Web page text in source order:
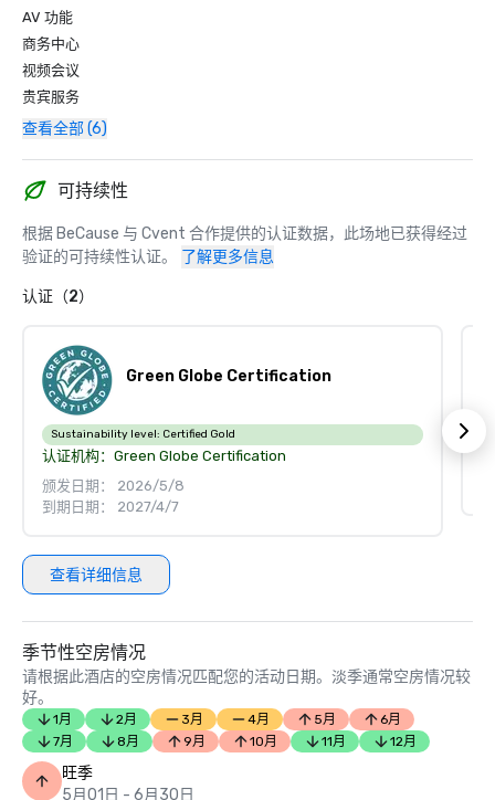
AV 功能
商务中心
视频会议
贵宾服务
查看全部 (6)
可持续性
根据 BeCause 与 Cvent 合作提供的认证数据，此场地已获得经过
验证的可持续性认证。
了解更多信息
认证（2）
Green Globe Certification
Sustainability level: Certified Gold
认证机构： Green Globe Certification
颁发日期： 2026/5/8
到期日期： 2027/4/7
查看详细信息
季节性空房情况
请根据此酒店的空房情况匹配您的活动日期。淡季通常空房情况较
好。
1月 2月 3月 4月 5月
6月
7月
8月 9月 10月 11月 12月
旺季
5月01日 - 6月30日